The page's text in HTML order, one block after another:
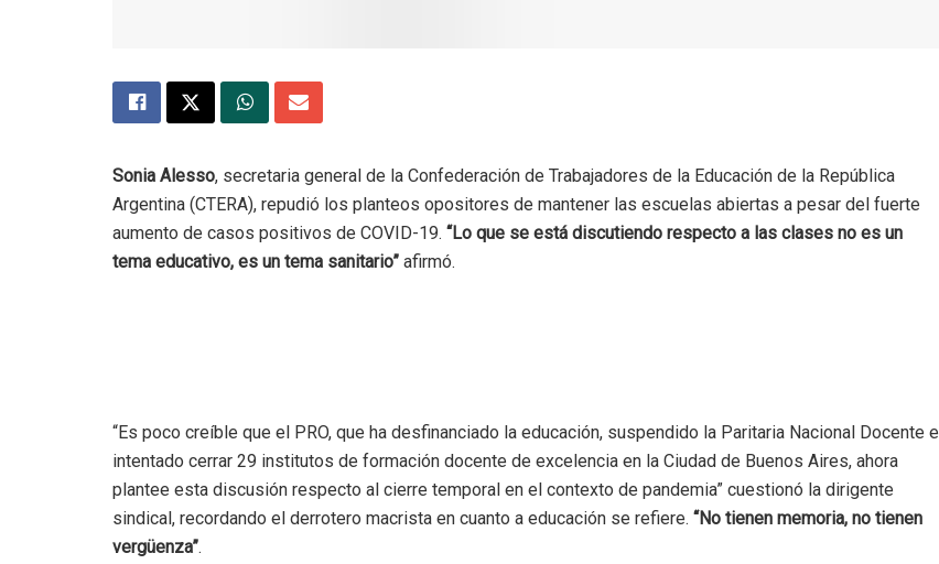
Sonia Alesso, secretaria general de la Confederación de Trabajadores de la Educación de la República
Argentina (CTERA), repudió los planteos opositores de mantener las escuelas abiertas a pesar del fuerte
aumento de casos positivos de COVID-19. “Lo que se está discutiendo respecto a las clases no es un
tema educativo, es un tema sanitario” afirmó.
“Es poco creíble que el PRO, que ha desfinanciado la educación, suspendido la Paritaria Nacional Docente e
intentado cerrar 29 institutos de formación docente de excelencia en la Ciudad de Buenos Aires, ahora
plantee esta discusión respecto al cierre temporal en el contexto de pandemia” cuestionó la dirigente
sindical, recordando el derrotero macrista en cuanto a educación se refiere. “No tienen memoria, no tienen
vergüenza”.